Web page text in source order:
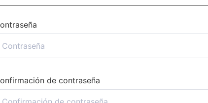
de contraseña